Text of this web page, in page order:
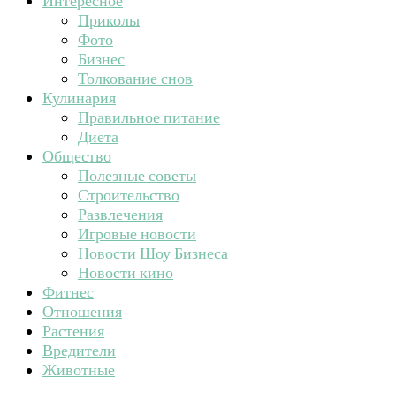
Приколы
Фото
Бизнес
Толкование снов
Кулинария
Правильное питание
Диета
Общество
Полезные советы
Строительство
Развлечения
Игровые новости
Новости Шоу Бизнеса
Новости кино
Фитнес
Отношения
Растения
Вредители
Животные